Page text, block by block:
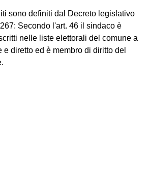
sono definiti dal Decreto legislativo
Secondo l'art. 46 il sindaco è
nelle liste elettorali del comune a
diretto ed è membro di diritto del